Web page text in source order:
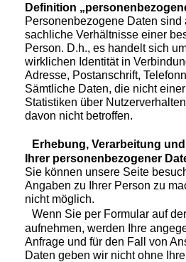
Definition
Personenbezogene Daten
sachliche Verhältnisse einer
Person. D.h., es handelt sich
wirklichen Identität in
Adresse, Postanschrift,
Sämtliche Daten, die nicht
Statistiken über
davon nicht betroffen.
Erhebung, Verarbeitung
Ihrer personenbezogener
Sie können unsere Seite
Angaben zu Ihrer Person zu
nicht möglich.
Wenn Sie per Formular auf
aufnehmen, werden Ihre
Anfrage und für den Fall von
Daten geben wir nicht ohne